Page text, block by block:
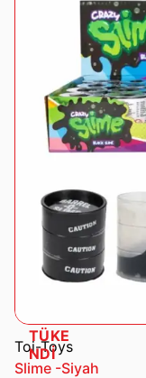
TÜKE
NDİ
Toi-Toys
Slime -Siyah